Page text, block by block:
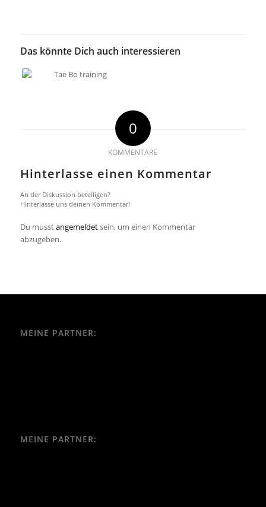
Das könnte Dich auch interessieren
0
KOMMENTARE
Hinterlasse einen Kommentar
An der Diskussion beteiligen?
Hinterlasse uns deinen Kommentar!
Du musstangemeldetsein, um einen Kommentar
abzugeben.
MEINE PARTNER:
MEINE PARTNER: